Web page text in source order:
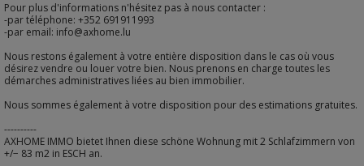
Pour plus d'informations n'hésitez pas à nous contacter :
-par téléphone: +352 691911993
-par email: info@axhome.lu
Nous restons également à votre entière disposition dans le cas où vous
désirez vendre ou louer votre bien. Nous prenons en charge toutes les
démarches administratives liées au bien immobilier.
Nous sommes également à votre disposition pour des estimations gratuites.
----------
AXHOME IMMO bietet Ihnen diese schöne Wohnung mit 2 Schlafzimmern von
+/− 83 m2 in ESCH an.